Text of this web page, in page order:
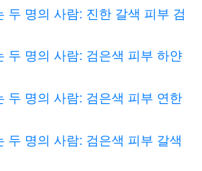
두 명의 사람: 진한 갈색 피부 검
두 명의 사람: 검은색 피부 하얀
두 명의 사람: 검은색 피부 연한
두 명의 사람: 검은색 피부 갈색